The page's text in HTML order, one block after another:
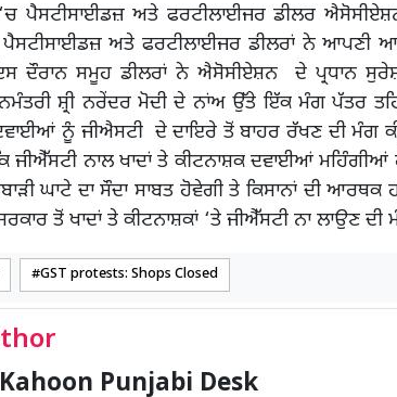
ਪੈਸਟੀਸਾਈਡਜ਼ ਅਤੇ ਫਰਟੀਲਾਈਜਰ ਡੀਲਰ
ਅਤੇ ਫਰਟੀਲਾਈਜਰ ਡੀਲਰਾਂ ਨੇ ਆਪਣੀ
ਸਮੂਹ ਡੀਲਰਾਂ ਨੇ ਐਸੋਸੀਏਸ਼ਨ ਦੇ ਪ੍ਰਧਾਨ ਸੁਰੇਸ਼
ਸ਼੍ਰੀ ਨਰੇਂਦਰ ਮੋਦੀ ਦੇ ਨਾਂਅ ਉੱਤੇ ਇੱਕ ਮੰਗ ਪੱਤਰ
ਨੂੰ ਜੀਐਸਟੀ ਦੇ ਦਾਇਰੇ ਤੋਂ ਬਾਹਰ ਰੱਖਣ ਦੀ ਮੰਗ
ਜੀਐੱਸਟੀ ਨਾਲ ਖਾਦਾਂ ਤੇ ਕੀਟਨਾਸ਼ਕ ਦਵਾਈਆਂ
ਘਾਟੇ ਦਾ ਸੌਦਾ ਸਾਬਤ ਹੋਵੇਗੀ ਤੇ ਕਿਸਾਨਾਂ ਦੀ ਆਰਥਕ
ਤੋਂ ਖਾਦਾਂ ਤੇ ਕੀਟਨਾਸ਼ਕਾਂ ‘ਤੇ ਜੀਐੱਸਟੀ ਨਾ ਲਾਉਣ ਦੀ
GST protests: Shops Closed
Punjabi Desk